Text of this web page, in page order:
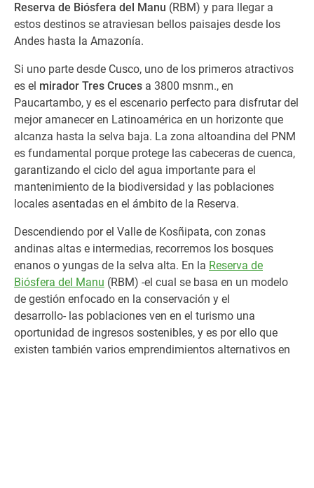
Reserva de Biósfera del Manu (RBM) y para llegar a
estos destinos se atraviesan bellos paisajes desde los
Andes hasta la Amazonía.
Si uno parte desde Cusco, uno de los primeros atractivos
es el mirador Tres Cruces a 3800 msnm., en
Paucartambo, y es el escenario perfecto para disfrutar del
mejor amanecer en Latinoamérica en un horizonte que
alcanza hasta la selva baja. La zona altoandina del PNM
es fundamental porque protege las cabeceras de cuenca,
garantizando el ciclo del agua importante para el
mantenimiento de la biodiversidad y las poblaciones
locales asentadas en el ámbito de la Reserva.
Descendiendo por el Valle de Kosñipata, con zonas
andinas altas e intermedias, recorremos los bosques
enanos o yungas de la selva alta. En la Reserva de
Biósfera del Manu (RBM) -el cual se basa en un modelo
de gestión enfocado en la conservación y el
desarrollo- l as poblaciones ven en el turismo una
oportunidad de ingresos sostenibles, y es por ello que
existen también varios emprendimientos alternativos en